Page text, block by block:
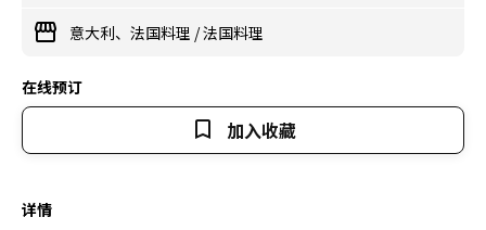
意大利、法国料理 /法国料理
在线预订
加入收藏
详情